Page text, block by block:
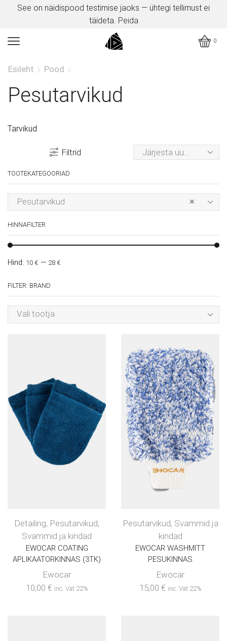
See on näidispood testimise jaoks — ühtegi tellimust ei
täideta. Peida
0
Esileht Pood
Pesutarvikud
Tarvikud
Filtrid
TOOTEKATEGOORIAD
×
Pesutarvikud
HINNAFILTER
Hind: 10 € — 28 €
FILTER: BRAND
Vali tootja
Detailing, Pesutarvikud,
Svammid ja kindad
EWOCAR COATING
APLIKAATORKINNAS (3TK)
Ewocar
10,00 € inc. Vat 22%
Pesutarvikud, Svammid ja
kindad
EWOCAR WASHMITT
PESUKINNAS
Ewocar
15,00 € inc. Vat 22%